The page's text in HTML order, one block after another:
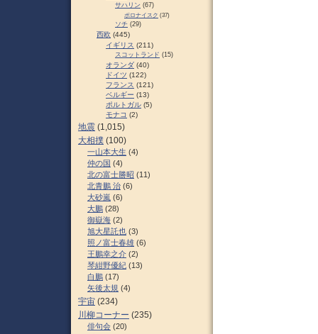
サハリン (67)
ポロナイスク (37)
ソチ (29)
西欧 (445)
イギリス (211)
スコットランド (15)
オランダ (40)
ドイツ (122)
フランス (121)
ベルギー (13)
ポルトガル (5)
モナコ (2)
地震 (1,015)
大相撲 (100)
一山本大生 (4)
仲の国 (4)
北の富士勝昭 (11)
北青鵬 治 (6)
大砂嵐 (6)
大鵬 (28)
御嶽海 (2)
旭大星託也 (3)
照ノ富士春雄 (6)
王鵬幸之介 (2)
琴紺野優紀 (13)
白鵬 (17)
矢後太規 (4)
宇宙 (234)
川柳コーナー (235)
俳句会 (20)